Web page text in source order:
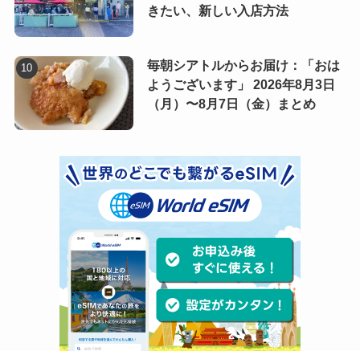
きたい、新しい入店方法
毎朝シアトルからお届け：「おは
ようございます」 2026年8月3日
（月）〜8月7日（金）まとめ